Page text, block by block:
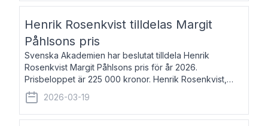
Henrik Rosenkvist tilldelas Margit
Påhlsons pris
Svenska Akademien har beslutat tilldela Henrik
Rosenkvist Margit Påhlsons pris för år 2026.
Prisbeloppet är 225 000 kronor. Henrik Rosenkvist,
född 1965, är professor i nordiska språk vid Göteborgs
universitet. Han disputerade 2004 på avhan
2026-03-19